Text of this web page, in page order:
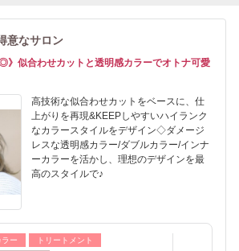
意なサロン
》似合わせカットと透明感カラーでオトナ可愛
高技術な似合わせカットをベースに、仕
上がりを再現&KEEPしやすいハイランク
なカラースタイルをデザイン◇ダメージ
レスな透明感カラー/ダブルカラー/インナ
ーカラーを活かし、理想のデザインを最
高のスタイルで♪
ラー トリートメント